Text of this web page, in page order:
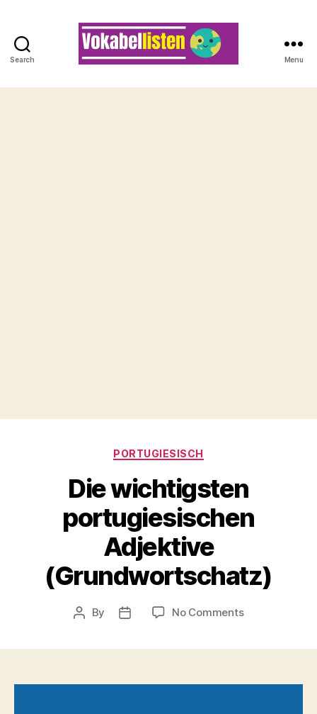
Search Menu
Categories
PORTUGIESISCH
Die wichtigsten
portugiesischen
Adjektive
(Grundwortschatz)
Post
By
Post
No Commentson